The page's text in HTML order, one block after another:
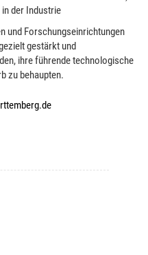
der Industrie
und Forschungseinrichtungen
gestärkt und
ihre führende technologische
zu behaupten.